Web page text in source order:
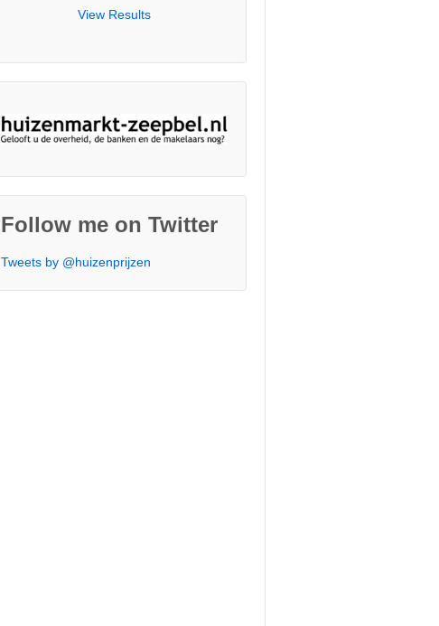
View Results
Follow me on Twitter
Tweets by @huizenprijzen